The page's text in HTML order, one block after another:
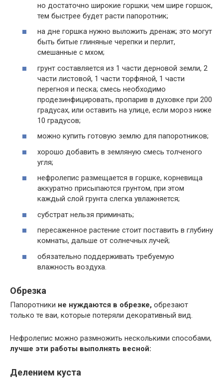
но достаточно широкие горшки; чем шире горшок,
тем быстрее будет расти папоротник;
на дне горшка нужно выложить дренаж; это могут
быть битые глиняные черепки и перлит,
смешанные с мхом;
грунт составляется из 1 части дерновой земли, 2
части листовой, 1 части торфяной, 1 части
перегноя и песка; смесь необходимо
продезинфицировать, пропарив в духовке при 200
градусах, или оставить на улице, если мороз ниже
10 градусов;
можно купить готовую землю для папоротников;
хорошо добавить в земляную смесь толченого
угля;
нефролепис размещается в горшке, корневища
аккуратно присыпаются грунтом, при этом
каждый слой грунта слегка увлажняется;
субстрат нельзя приминать;
пересаженное растение стоит поставить в глубину
комнаты, дальше от солнечных лучей;
обязательно поддерживать требуемую
влажность воздуха.
Обрезка
Папоротники не нуждаются в обрезке, обрезают
только те ваи, которые потеряли декоративный вид.
Нефролепис можно размножить несколькими способами,
лучше эти работы выполнять весной:
Делением куста